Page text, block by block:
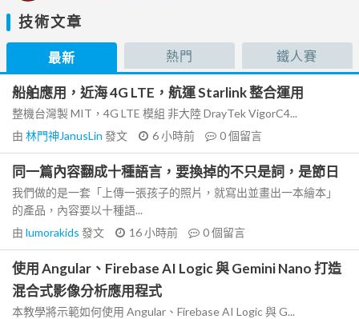
技術文章
最新 熱門 鐵人賽
船舶應用，近海 4G LTE，航運 Starlink 整合運用
整機台灣製 MIT，4G LTE 模組 非大陸 DrayTek VigorC4...
由 林門神JanusLin 發文 6 小時前 0個留言
同一篇內容翻成十種語言，要換掉的不只是詞，是節日
我們做的是一套「上傳一張孩子的照片，就寫出並畫出一本繪本」
的產品，內容要以十種語...
由 lumorakids 發文 16 小時前 0個留言
使用 Angular、Firebase AI Logic 與 Gemini Nano 打造
混合式影像分析應用程式
本教學將示範如何使用 Angular、Firebase AI Logic 與 G...